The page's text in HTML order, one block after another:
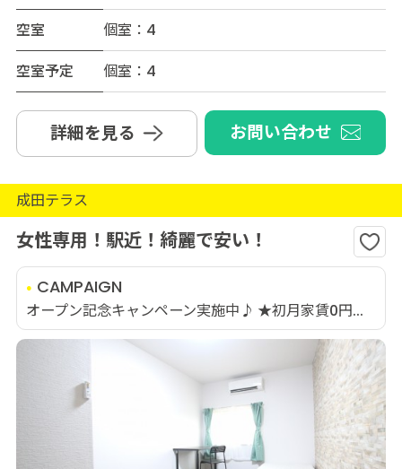
空室
個室：4
空室予定
個室：4
詳細を見る お問い合わせ
成田テラス
女性専用！駅近！綺麗で安い！
CAMPAIGN
オープン記念キャンペーン実施中♪ ★初月家賃0円...